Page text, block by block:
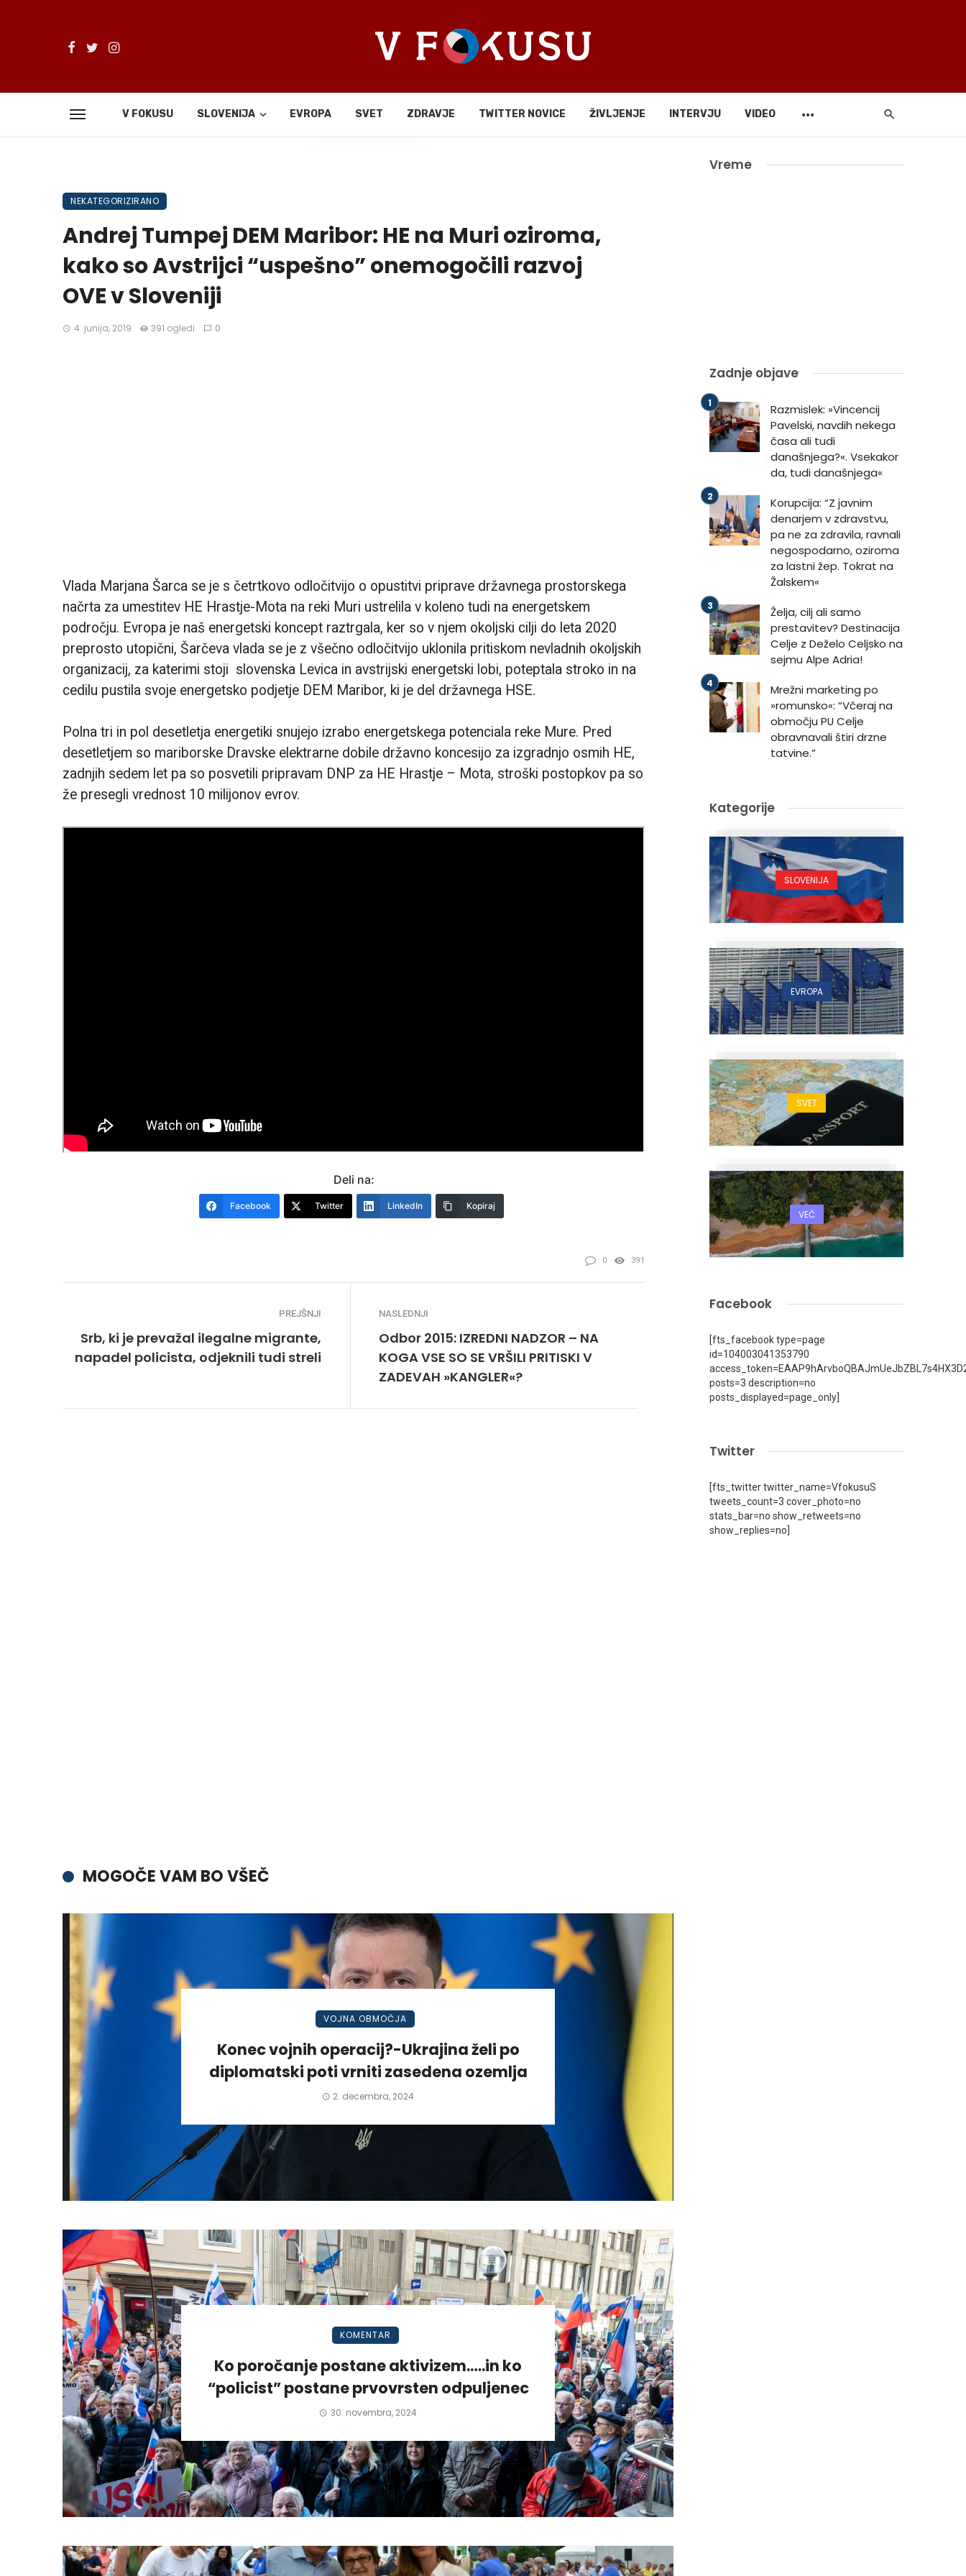
V FOKUSU SLOVENIJA EVROPA SVET ZDRAVJE TWITTER NOVICE ŽIVLJENJE INTERVJU VIDEO
Deli
NEKATEGORIZIRANO
Andrej Tumpej DEM Maribor: HE na Muri oziroma,
kako so Avstrijci “uspešno” onemogočili razvoj
OVE v Sloveniji
4. junija, 2019 391 ogledi 0
Vlada Marjana Šarca se je s četrtkovo odločitvijo o opustitvi priprave državnega prostorskega
načrta za umestitev HE Hrastje-Mota na reki Muri ustrelila v koleno tudi na energetskem
področju. Evropa je naš energetski koncept raztrgala, ker so v njem okoljski cilji do leta 2020
preprosto utopični, Šarčeva vlada se je z všečno odločitvijo uklonila pritiskom nevladnih okoljskih
organizacij, za katerimi stoji slovenska Levica in avstrijski energetski lobi, poteptala stroko in na
cedilu pustila svoje energetsko podjetje DEM Maribor, ki je del državnega HSE.
Polna tri in pol desetletja energetiki snujejo izrabo energetskega potenciala reke Mure. Pred
desetletjem so mariborske Dravske elektrarne dobile državno koncesijo za izgradnjo osmih HE,
zadnjih sedem let pa so posvetili pripravam DNP za HE Hrastje – Mota, stroški postopkov pa so
že presegli vrednost 10 milijonov evrov.
Deli na:
Facebook Twitter LinkedIn Kopiraj
0 391
PREJŠNJI
Srb, ki je prevažal ilegalne migrante,
napadel policista, odjeknili tudi streli
NASLEDNJI
Odbor 2015: IZREDNI NADZOR – NA
KOGA VSE SO SE VRŠILI PRITISKI V
ZADEVAH »KANGLER«?
MOGOČE VAM BO VŠEČ
VOJNA OBMOČJA
Konec vojnih operacij?-Ukrajina želi po
diplomatski poti vrniti zasedena ozemlja
2. decembra, 2024
KOMENTAR
Ko poročanje postane aktivizem.….in ko
“policist” postane prvovrsten odpuljenec
30. novembra, 2024
Vreme
Zadnje objave
Razmislek: »Vincencij
Pavelski, navdih nekega
časa ali tudi
današnjega?«. Vsekakor
da, tudi današnjega«
Korupcija: “Z javnim
denarjem v zdravstvu,
pa ne za zdravila, ravnali
negospodarno, oziroma
za lastni žep. Tokrat na
Žalskem«
Želja, cilj ali samo
prestavitev? Destinacija
Celje z Deželo Celjsko na
sejmu Alpe Adria!
Mrežni marketing po
»romunsko«: “Včeraj na
območju PU Celje
obravnavali štiri drzne
tatvine.”
Kategorije
SLOVENIJA
EVROPA
SVET
VEČ
Facebook
[fts_facebook type=page
id=104003041353790
posts=3 description=no
posts_displayed=page_only]
Twitter
[fts_twitter twitter_name=VfokusuS
tweets_count=3 cover_photo=no
stats_bar=no show_retweets=no
show_replies=no]